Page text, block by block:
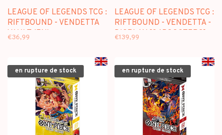
LEAGUE OF LEGENDS TCG :
RIFTBOUND - VENDETTA
VAULT (EN)
€36,99
LEAGUE OF LEGENDS TCG :
RIFTBOUND - VENDETTA -
DISPLAY [24BOOSTERS]
€139,99
en rupture de stock en rupture de stock